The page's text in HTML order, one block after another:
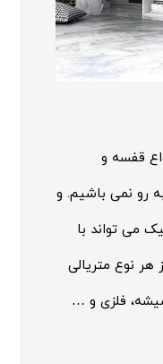
قفسه و
رو نمی باشیم. و
می تواند با
نوع متریالی
فلزی و …